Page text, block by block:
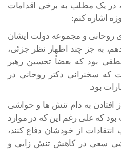
یک مطلب به برخی اقدامات
روحانی و مجموعه دولت ایشان
یازدهم، به جز چند اظهار نظر جزئی،
بود که بعضاً تحسین رهبر
که سخنرانی دکتر روحانی در
بود.
افتادن به دام تنش ها و حواشی
بود که علی رغم این که در موارد
از خودشان دفاع کنند،
سعی در کاهش تنش زایی و